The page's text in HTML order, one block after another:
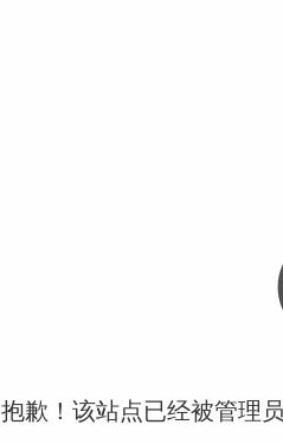
抱歉！该站点已经被管理